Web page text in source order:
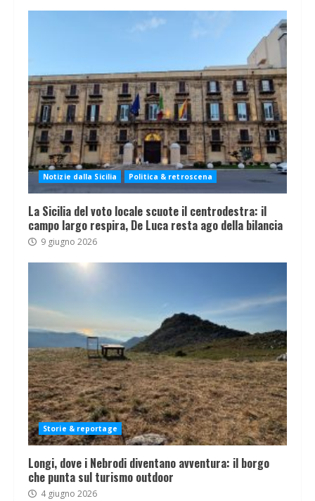
Notizie dalla Sicilia Politica & retroscena
La Sicilia del voto locale scuote il centrodestra: il
campo largo respira, De Luca resta ago della bilancia
9 giugno 2026
Storie & reportage
Longi, dove i Nebrodi diventano avventura: il borgo
che punta sul turismo outdoor
4 giugno 2026